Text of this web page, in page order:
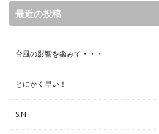
最近の投稿
台風の影響を鑑みて・・・
とにかく早い！
S.N